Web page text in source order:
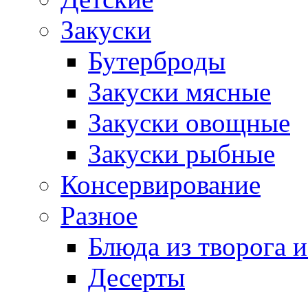
Закуски
Бутерброды
Закуски мясные
Закуски овощные
Закуски рыбные
Консервирование
Разное
Блюда из творога
Десерты